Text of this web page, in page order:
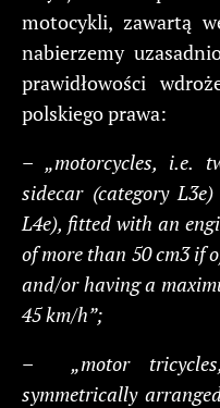
motocykli, zawartą
nabierzemy
prawidłowości
polskiego prawa:
– „motorcycles, i.e.
sidecar(categoryL3e)
L4e), fittedwith an
ofmore than 50cm3if
and/orhavinga
45km/h”;
– „motortricycles,
symmetrically